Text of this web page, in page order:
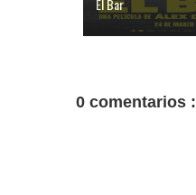
0 comentarios :